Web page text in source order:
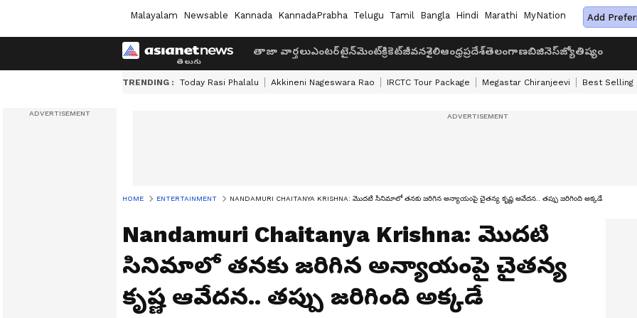
Malayalam Newsable Kannada KannadaPrabha Telugu Tamil Bangla Hindi Marathi MyNation Add
తాజా వార్తలుఎంటర్‌టైన్‌మెంట్క్రికెట్జీవనశైలిఆంధ్రప్రదేశ్తెలంగాణబిజినెస్జ్యోతిష్యం
TRENDING : Today Rasi Phalalu Akkineni Nageswara Rao IRCTC Tour Package Megastar Chiranjeevi Best Selling
HOME ENTERTAINMENT NANDAMURI CHAITANYA KRISHNA: మొదటి సినిమాలో తనకు జరిగిన అన్యాయంపై చైతన్య కృష్ణ ఆవేదన.. తప్పు జరిగింది అక్కడే
Nandamuri Chaitanya Krishna: మొదటి
సినిమాలో తనకు జరిగిన అన్యాయంపై చైతన్య
కృష్ణ ఆవేదన.. తప్పు జరిగింది అక్కడే